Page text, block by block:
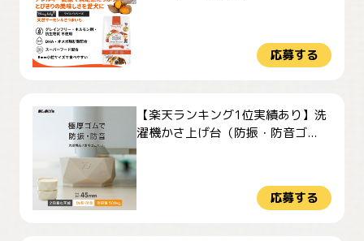
応募する
【楽天ランキング1位実績あり】洗
濯機かさ上げ台（防振・防音ゴ...
応募する